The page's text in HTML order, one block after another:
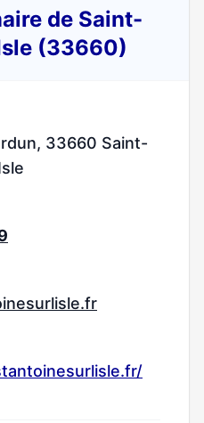
de Saint-
(33660)
33660 Saint-